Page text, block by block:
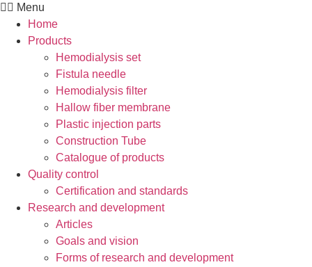
Menu
Home
Products
Hemodialysis set
Fistula needle
Hemodialysis filter
Hallow fiber membrane
Plastic injection parts
Construction Tube
Catalogue of products
Quality control
Certification and standards
Research and development
Articles
Goals and vision
Forms of research and development